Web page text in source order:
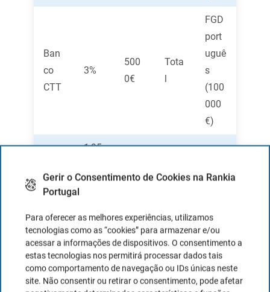
Gerir o Consentimento de Cookies na Rankia
Portugal
Para oferecer as melhores experiências, utilizamos
tecnologias como as “cookies” para armazenar e/ou
acessar a informações de dispositivos. O consentimento a
estas tecnologias nos permitirá processar dados tais
como comportamento de navegação ou IDs únicas neste
site. Não consentir ou retirar o consentimento, pode afetar
Ban
co
CTT
3%
500
0€
Tota
FGD
port
uguê
s
(100
000
€)
Klar
na
1,95
sem
criçã
o
pag
a;
até
Sem
míni
mo
ou
máxi
Tota
l
ma
suec
o,
até